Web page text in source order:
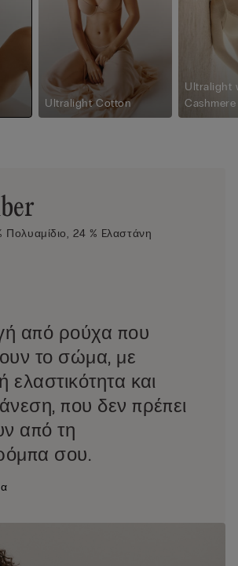
Ultralight Cotton
Ultralight
Cashmere
Πολυαμίδιο, 24 % Eλαστάνη
από ρούχα που
το σώμα, με
ελαστικότητα και
που δεν πρέπει
από τη
σου.